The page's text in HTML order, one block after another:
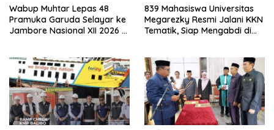
Wabup Muhtar Lepas 48
Pramuka Garuda Selayar ke
Jambore Nasional XII 2026 di
839 Mahasiswa Universitas
Megarezky Resmi Jalani KKN
Tematik, Siap Mengabdi di